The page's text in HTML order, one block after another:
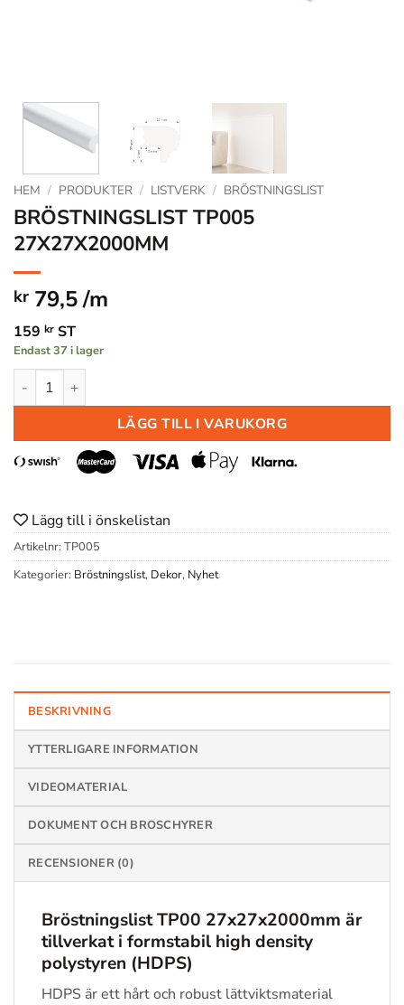
HEM / PRODUKTER / LISTVERK / BRÖSTNINGSLIST
BRÖSTNINGSLIST TP005
27X27X2000MM
kr 79,5 /m
159 kr ST
Endast 37 i lager
BRÖSTNINGSLIST TP005 27X27X2000MM mängd
LÄGG TILL I VARUKORG
Lägg till i önskelistan
Artikelnr: TP005
Kategorier: Bröstningslist, Dekor, Nyhet
BESKRIVNING
YTTERLIGARE INFORMATION
VIDEOMATERIAL
DOKUMENT OCH BROSCHYRER
RECENSIONER (0)
Bröstningslist TP00 27x27x2000mm är
tillverkat i formstabil high density
polystyren (HDPS)
HDPS är ett hårt och robust lättviktsmaterial